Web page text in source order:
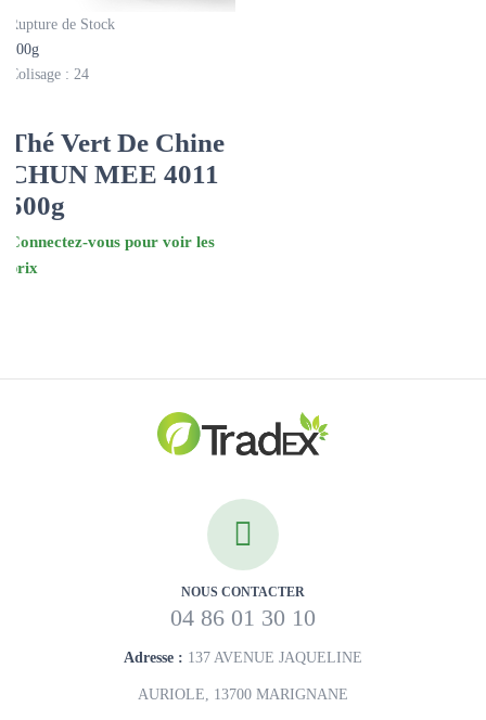
Rupture de Stock
500g
Colisage : 24
Thé Vert De Chine
CHUN MEE 4011
500g
Connectez-vous pour voir les
prix
NOUS CONTACTER
04 86 01 30 10
Adresse : 137 AVENUE JAQUELINE
AURIOLE, 13700 MARIGNANE